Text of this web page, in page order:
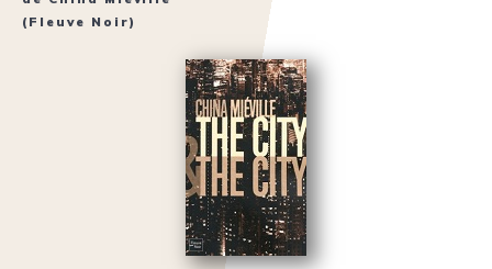
(Fleuve Noir)